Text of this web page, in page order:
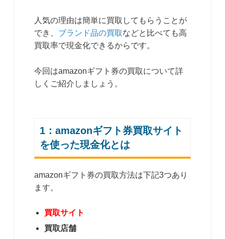
人気の理由は簡単に買取してもらうことが
でき、 ブランド品の買取などと比べても高
買取率で現金化できるからです。
今回はamazonギフト券の買取について詳
しくご紹介しましょう。
1：amazonギフト券買取サイト
を使った現金化とは
amazonギフト券の買取方法は下記3つあり
ます。
買取サイト
買取店舗